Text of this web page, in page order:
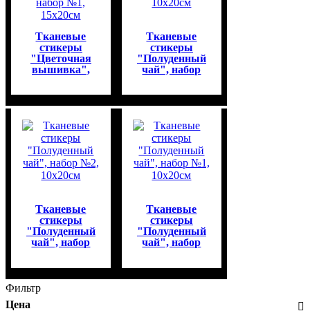
Тканевые
стикеры
"Цветочная
вышивка",
Тканевые
стикеры
"Полуденный
чай", набор
Тканевые
стикеры
"Полуденный
чай", набор
Тканевые
стикеры
"Полуденный
чай", набор
Фильтр
Цена